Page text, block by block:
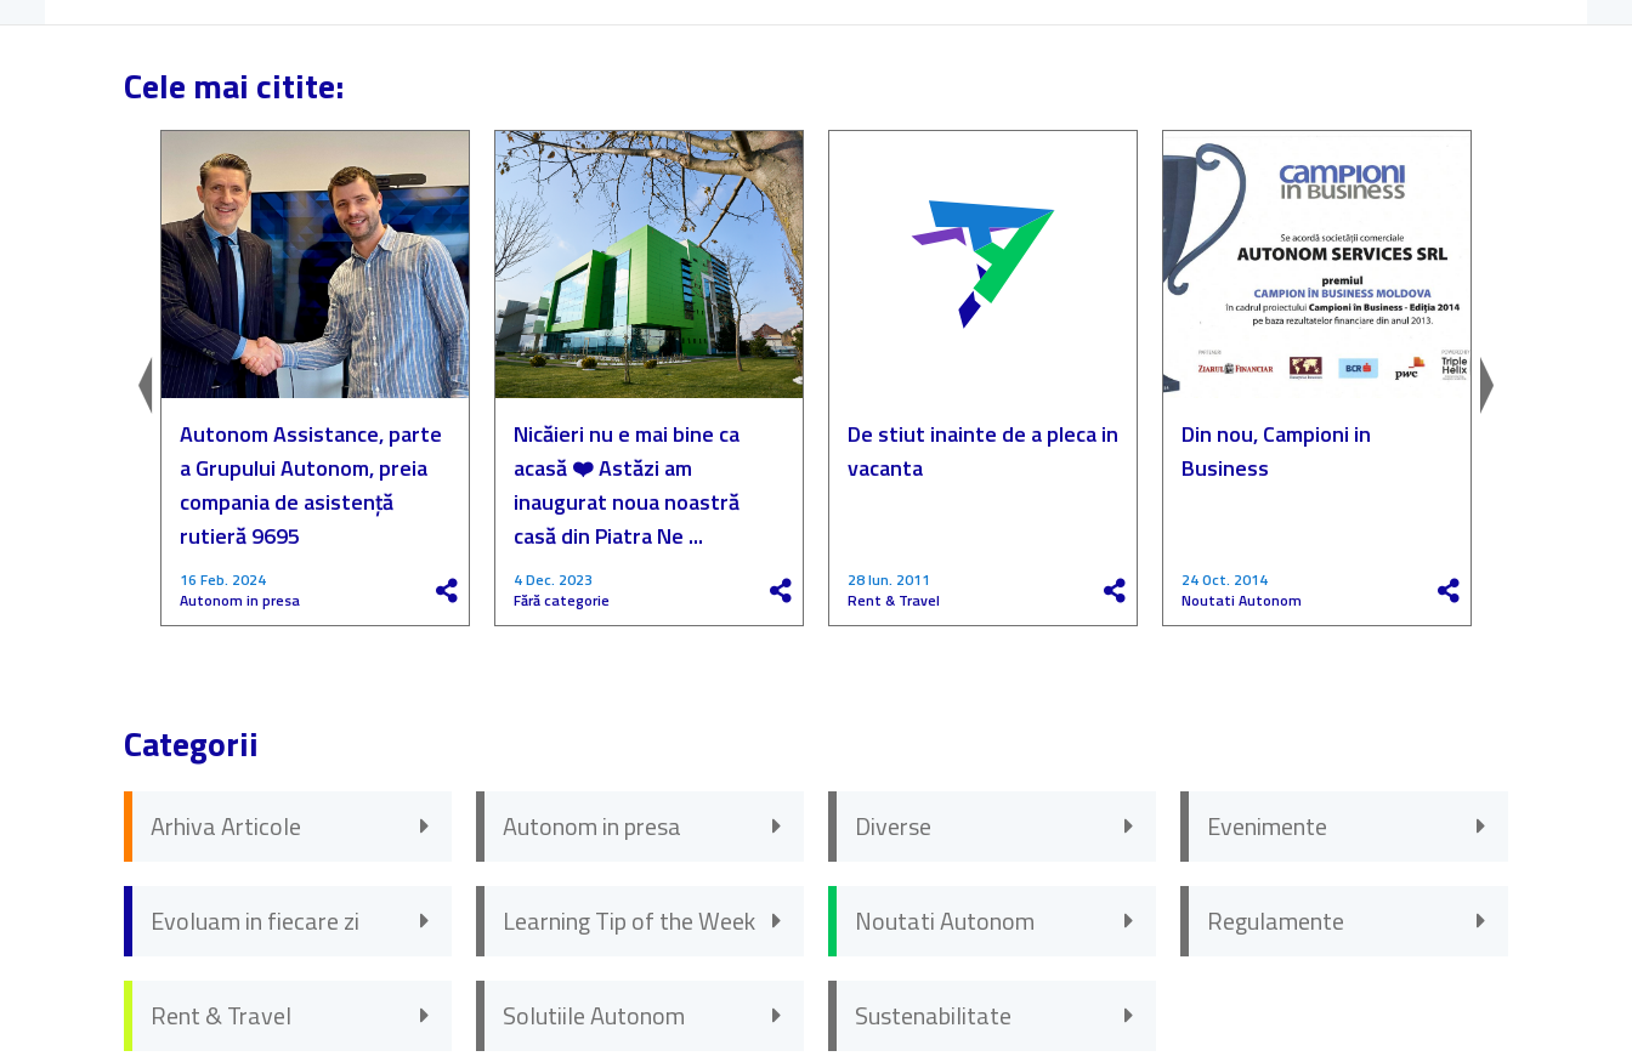
Cele mai citite:
Autonom Assistance, parte
a Grupului Autonom, preia
compania de asistență
rutieră 9695
16 Feb. 2024
Autonom in presa
Nicăieri nu e mai bine ca
acasă ❤️ Astăzi am
inaugurat noua noastră
casă din Piatra Ne ...
4 Dec. 2023
Fără categorie
De stiut inainte de a pleca in
vacanta
28 Iun. 2011
Rent & Travel
Din nou, Campioni in
Business
24 Oct. 2014
Noutati Autonom
Categorii
Arhiva Articole Autonom in presa Diverse Evenimente
Evoluam in fiecare zi Learning Tip of the Week Noutati Autonom Regulamente
Rent & Travel Solutiile Autonom Sustenabilitate